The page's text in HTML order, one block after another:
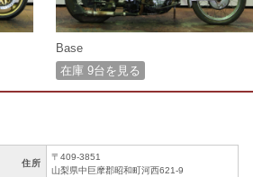
Base
在庫 9台を見る
住所
〒409-3851
山梨県中巨摩郡昭和町河西621-9